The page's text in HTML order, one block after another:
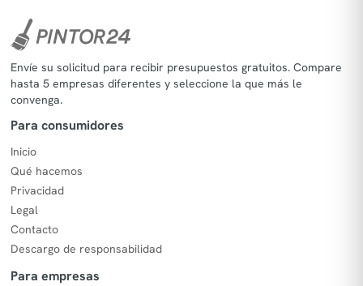
Envíe su solicitud para recibir presupuestos gratuitos. Compare
hasta 5 empresas diferentes y seleccione la que más le
convenga.
Para consumidores
Inicio
Qué hacemos
Privacidad
Legal
Contacto
Descargo de responsabilidad
Para empresas